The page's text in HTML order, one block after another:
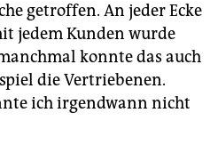
getroffen. An jeder Ecke
jedem Kunden wurde
konnte das auch
die Vertriebenen.
ich irgendwann nicht